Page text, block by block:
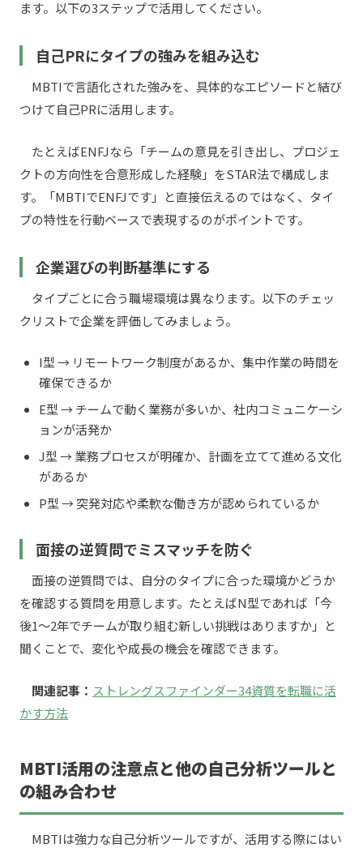
ます。以下の3ステップで活用してください。
自己PRにタイプの強みを組み込む
MBTIで言語化された強みを、具体的なエピソードと結び
つけて自己PRに活用します。
たとえばENFJなら「チームの意見を引き出し、プロジェ
クトの方向性を合意形成した経験」をSTAR法で構成しま
す。「MBTIでENFJです」と直接伝えるのではなく、タイ
プの特性を行動ベースで表現するのがポイントです。
企業選びの判断基準にする
タイプごとに合う職場環境は異なります。以下のチェッ
クリストで企業を評価してみましょう。
I型 → リモートワーク制度があるか、集中作業の時間を
確保できるか
E型 → チームで動く業務が多いか、社内コミュニケーシ
ョンが活発か
J型 → 業務プロセスが明確か、計画を立てて進める文化
があるか
P型 → 突発対応や柔軟な働き方が認められているか
面接の逆質問でミスマッチを防ぐ
面接の逆質問では、自分のタイプに合った環境かどうか
を確認する質問を用意します。たとえばN型であれば「今
後1〜2年でチームが取り組む新しい挑戦はありますか」と
聞くことで、変化や成長の機会を確認できます。
関連記事： ストレングスファインダー34資質を転職に活
かす方法
MBTI活用の注意点と他の自己分析ツールと
の組み合わせ
MBTIは強力な自己分析ツールですが、活用する際にはい